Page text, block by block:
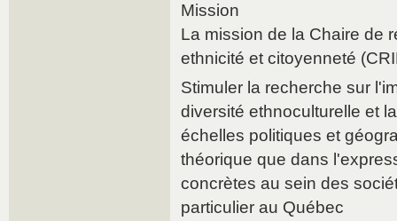
Mission
La mission de la Chaire de
ethnicité et citoyenneté
Stimuler la recherche sur
diversité ethnoculturelle et
échelles politiques et
théorique que dans
concrètes au sein des
particulier au Québec